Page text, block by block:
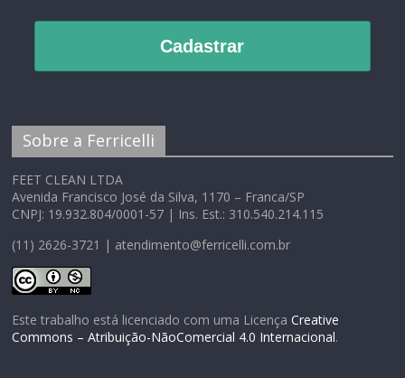
Cadastrar
Sobre a Ferricelli
FEET CLEAN LTDA
Avenida Francisco José da Silva, 1170 – Franca/SP
CNPJ: 19.932.804/0001-57 | Ins. Est.: 310.540.214.115
(11) 2626-3721 | atendimento@ferricelli.com.br
Este trabalho está licenciado com uma LicençaCreative
Commons – Atribuição-NãoComercial 4.0 Internacional.